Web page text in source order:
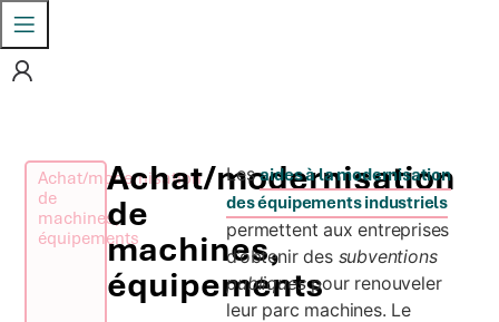
Achat/modernisation
de
machines,
équipements
Achat/modernisation
de
machines,
équipements
Lesaides à la modernisation
des équipements industriels
permettent aux entreprises
d’obtenir des subventions
publiquespour renouveler
leur parc machines. Le